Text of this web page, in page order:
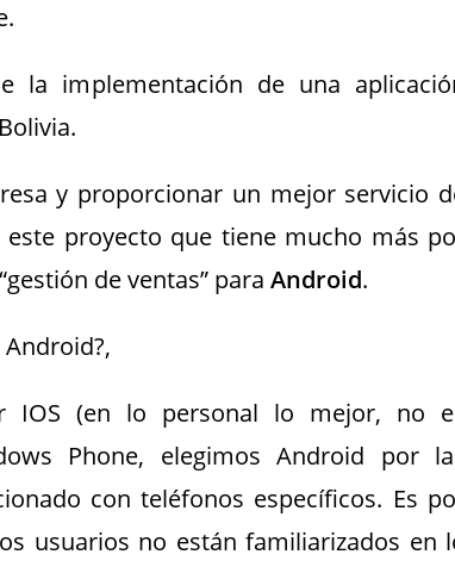
la implementación de una
y proporcionar un mejor servicio
proyecto que tiene mucho más
de ventas” para Android.
IOS (en lo personal lo mejor, no
Phone, elegimos Android por
con teléfonos específicos. Es
usuarios no están familiarizados en